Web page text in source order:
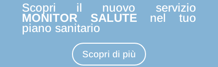
Scopri il nuovo servizio
MONITOR SALUTE nel tuo
piano sanitario
Scopri di più